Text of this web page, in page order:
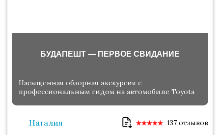
БУДАПЕШТ — ПЕРВОЕ СВИДАНИЕ
Насыщенная обзорная экскурсия с
профессиональным гидом на автомобиле Toyota
Наталия 137 отзывов